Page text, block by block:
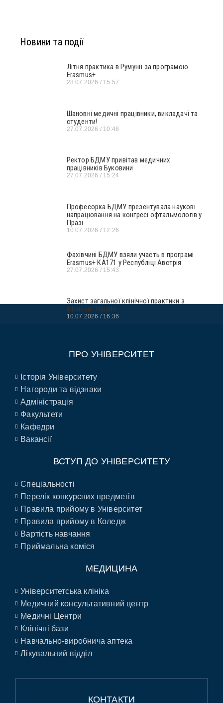
Новини та події
Літня практика в Румунії за програмою
Erasmus+
28.07.2026 15:57
Шановні медичні працівники, викладачі та
студенти!
27.07.2026 10:48
Ректор БДМУ привітав медичних
працівників Буковини
27.07.2026 15:24
Професорка БДМУ презентувала наукові
напрацювання на конгресі офтальмологів у
Празі
10.07.2026 12:26
Фахівчині БДМУ взяли участь в програмі
Erasmus+ KA171 у Республіці Австрія
27.07.2026 15:43
Захист загальної клінічної практики з
фізичної терапії
10.07.2026 16:36
ПРО УНІВЕРСИТЕТ
Історія Університету
Нагороди та відзнаки
Адміністрація
Факультети
Кафедри
Вакансії
ВСТУП ДО УНІВЕРСИТЕТУ
Спеціальності
Перелік конкурсних предметів
Правила прийому в Університет
Правила прийому в Коледж
Вартість навчання
Приймальна коміся
МЕДИЦИНА
Університетська клініка
Медичний консультативний центр
Медичні Центри
Клінічні бази
Навчально-виробнича аптека
Лікувальний відділ
КОНТАКТИ